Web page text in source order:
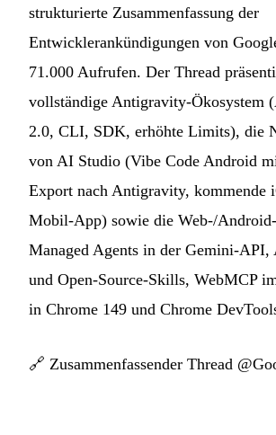
strukturierte Zusammenfassung der
Entwicklerankündigungen von
71.000 Aufrufen. Der Thread
vollständige Antigravity-Ökosystem
2.0, CLI, SDK, erhöhte Limits), die
von AI Studio (Vibe Code Android
Export nach Antigravity, kommende
Mobil-App) sowie die Web-/
Managed Agents in der Gemini-
und Open-Source-Skills, WebMCP
in Chrome 149 und Chrome
🔗 Zusammenfassender Thread